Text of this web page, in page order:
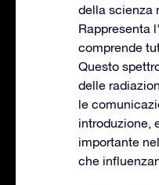
della scienza
Rappresenta
comprende
Questo
delle
le
introduzione,
importante
che